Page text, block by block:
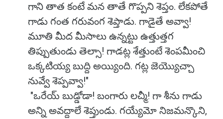
గాని తాత కంటే మన తాతే గొప్పని శెప్తం. లేకపోతే
గాడు గంత గరువంగ శెప్తాడు. గాడైతే అవ్వా!
మూతి మీద మీసాలు ఉన్నట్టు ఉత్తుత్తగ
తిప్పుతుండు తెల్సా! గాడట్ల శేత్తుంటే శెంపమీంచి
ఒక్కటియ్య బుద్ది అయ్యింది. గట్ల జెయ్యొచ్చా
నువ్వే శెప్పవ్వా!"
"ఒరేయ్ బుడ్డోడా! బంగారు లచ్మీ! గా శీను గాడు
అన్ని అవద్దాలే శెప్తుండు. గయ్యేమో నిజమన్కొని,